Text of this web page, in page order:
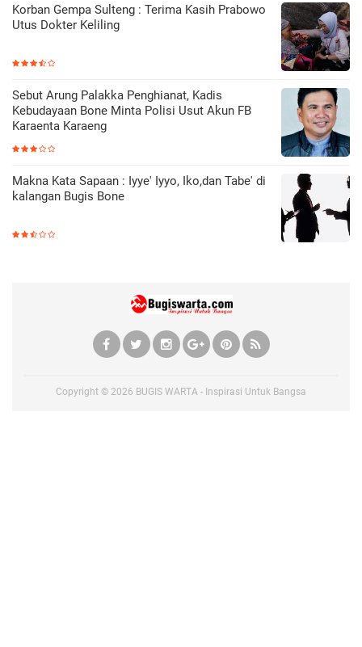
Korban Gempa Sulteng : Terima Kasih Prabowo
Utus Dokter Keliling
Sebut Arung Palakka Penghianat, Kadis
Kebudayaan Bone Minta Polisi Usut Akun FB
Karaenta Karaeng
Makna Kata Sapaan : Iyye' Iyyo, Iko,dan Tabe' di
kalangan Bugis Bone
Copyright © 2026 BUGIS WARTA - Inspirasi Untuk Bangsa